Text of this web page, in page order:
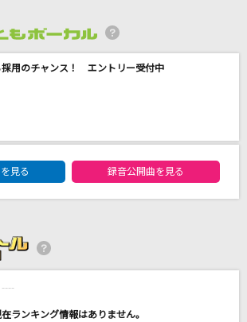
ト
採用のチャンス！ エントリー受付中
ともボーカルエントリーランキング
見る
録音公開曲を見る
----
----